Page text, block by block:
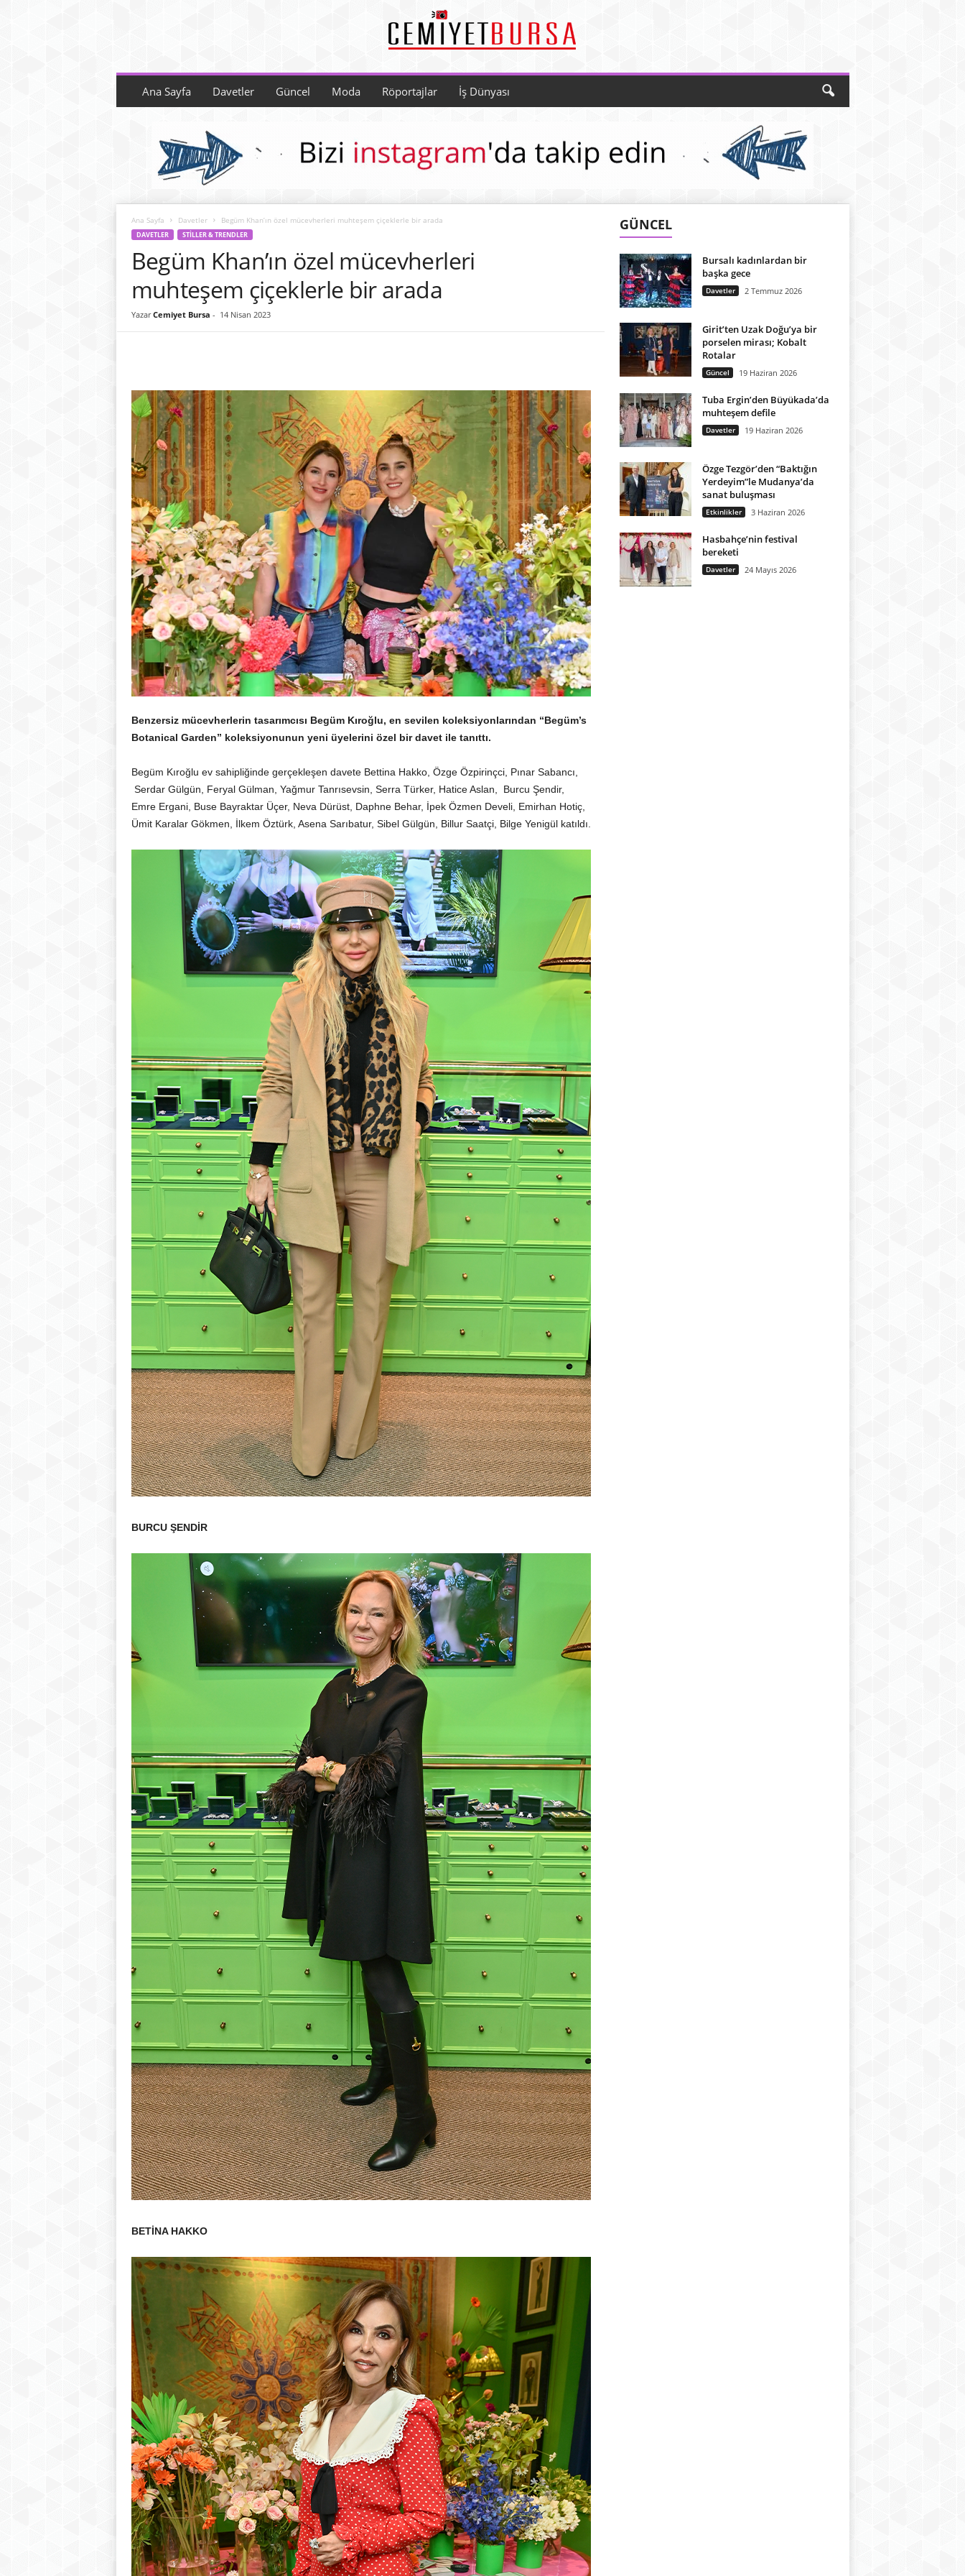
C
Ana Sayfa Davetler Güncel Moda Röportajlar İş Dünyası
Ana Sayfa Davetler Begüm Khan’ın özel mücevherleri muhteşem çiçeklerle bir arada
DAVETLER STILLER & TRENDLER
Begüm Khan’ın özel mücevherleri
muhteşem çiçeklerle bir arada
Yazar Cemiyet Bursa - 14 Nisan 2023
Benzersiz mücevherlerin tasarımcısı Begüm Kıroğlu, en sevilen koleksiyonlarından “Begüm’s
Botanical Garden” koleksiyonunun yeni üyelerini özel bir davet ile tanıttı.
Begüm Kıroğlu ev sahipliğinde gerçekleşen davete Bettina Hakko, Özge Özpirinçci, Pınar Sabancı,
Serdar Gülgün, Feryal Gülman, Yağmur Tanrısevsin, Serra Türker, Hatice Aslan, Burcu Şendir,
Emre Ergani, Buse Bayraktar Üçer, Neva Dürüst, Daphne Behar, İpek Özmen Develi, Emirhan Hotiç,
Ümit Karalar Gökmen, İlkem Öztürk, Asena Sarıbatur, Sibel Gülgün, Billur Saatçi, Bilge Yenigül katıldı.
BURCU ŞENDİR
BETİNA HAKKO
GÜNCEL
Bursalı kadınlardan bir
başka gece
Davetler 2 Temmuz 2026
Girit’ten Uzak Doğu’ya bir
porselen mirası; Kobalt
Rotalar
Güncel 19 Haziran 2026
Tuba Ergin’den Büyükada’da
muhteşem defile
Davetler 19 Haziran 2026
Özge Tezgör’den “Baktığın
Yerdeyim”le Mudanya’da
sanat buluşması
Etkinlikler 3 Haziran 2026
Hasbahçe’nin festival
bereketi
Davetler 24 Mayıs 2026